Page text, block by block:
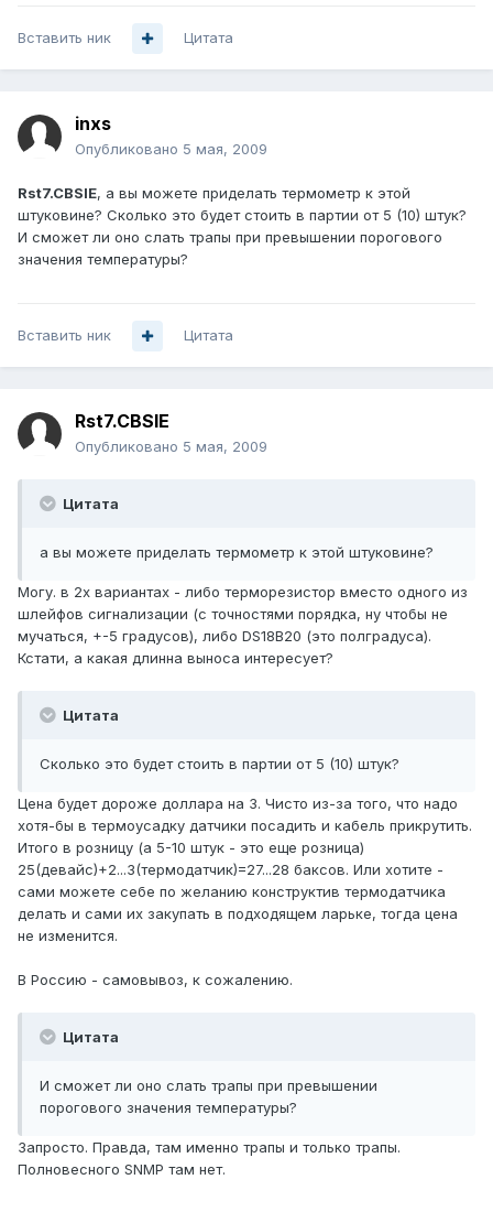
Вставить ник Цитата
inxs
Опубликовано 5 мая, 2009
Rst7.CBSIE, а вы можете приделать термометр к этой
штуковине? Сколько это будет стоить в партии от 5 (10) штук?
И сможет ли оно слать трапы при превышении порогового
значения температуры?
Вставить ник Цитата
Rst7.CBSIE
Опубликовано 5 мая, 2009
Цитата
а вы можете приделать термометр к этой штуковине?
Могу. в 2х вариантах - либо терморезистор вместо одного из
шлейфов сигнализации (с точностями порядка, ну чтобы не
мучаться, +-5 градусов), либо DS18B20 (это полградуса).
Кстати, а какая длинна выноса интересует?
Цитата
Сколько это будет стоить в партии от 5 (10) штук?
Цена будет дороже доллара на 3. Чисто из-за того, что надо
хотя-бы в термоусадку датчики посадить и кабель прикрутить.
Итого в розницу (а 5-10 штук - это еще розница)
25(девайс)+2...3(термодатчик)=27...28 баксов. Или хотите -
сами можете себе по желанию конструктив термодатчика
делать и сами их закупать в подходящем ларьке, тогда цена
не изменится.
В Россию - самовывоз, к сожалению.
Цитата
И сможет ли оно слать трапы при превышении
порогового значения температуры?
Запросто. Правда, там именно трапы и только трапы.
Полновесного SNMP там нет.